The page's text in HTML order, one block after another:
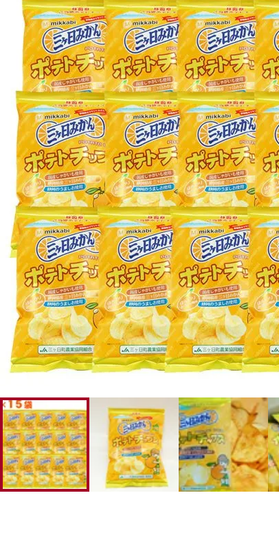
クラウンメロンゼリー
桃
大糖領桃
温室みかん(ハウスみかん)
梨
幸水梨ロイヤル
シャインマスカット
クイーンルージュ
神紅ぶどう
ナガノパープル